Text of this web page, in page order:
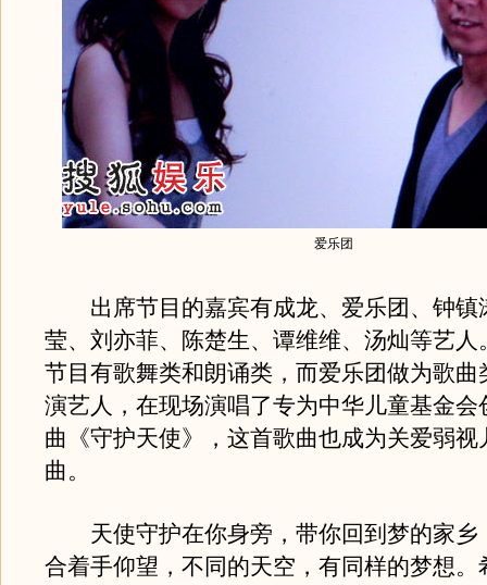
爱乐团
出席节目的嘉宾有成龙、爱乐团、钟镇
莹、刘亦菲、陈楚生、谭维维、汤灿等艺人
节目有歌舞类和朗诵类，而爱乐团做为歌曲
演艺人，在现场演唱了专为中华儿童基金会
曲《守护天使》，这首歌曲也成为关爱弱视
曲。
天使守护在你身旁，带你回到梦的家乡
合着手仰望，不同的天空，有同样的梦想。